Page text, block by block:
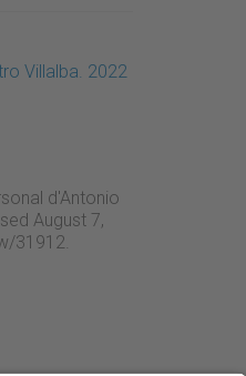
Villalba. 2022
d'Antonio
August 7,
31912